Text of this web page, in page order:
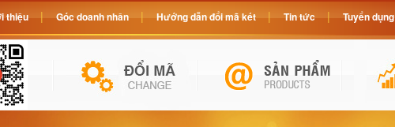
thiệu Góc doanh nhân Hướng dẫn đổi mã két Tin tức Tuyển dụng